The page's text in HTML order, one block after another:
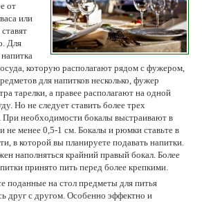
от
или
Для
которую располагают рядом с фужером,
для напитков несколько, фужер
тарелки, а правее располагают на одной
Но не следует ставить более трех
При необходимости бокалы выстраивают в
не менее 0,5-1 см. Бокалы и рюмки ставьте в
в которой вы планируете подавать напитки.
наполняться крайний правый бокал. Более
принято пить перед более крепкими.
поданные на стол предметы для питья
друг с другом. Особенно эффектно и